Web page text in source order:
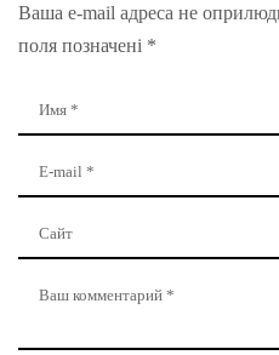
Ваша e-mail адреса не
поля позначені *